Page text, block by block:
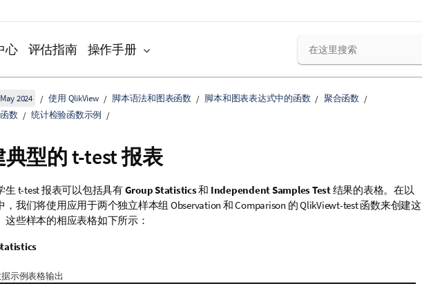
心 评估指南 操作手册
2024 使用 QlikView 脚本语法和图表函数 脚本和图表表达式中的函数
聚合函数
数
统计检验函数示例
典型的t-test报表
生 t-test报表可以包括具有Group Statistics和 Independent Samples Test结果的表格。在以
，我们将使用应用于两个独立样本组 Observation 和Comparison 的QlikViewt-test函数来创建这
这些样本的相应表格如下所示：
示例表格输出